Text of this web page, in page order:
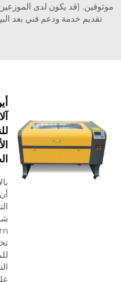
موثوقين. (قد يكون لدى الموزعين
تقديم خدمة ودعم فني بعد